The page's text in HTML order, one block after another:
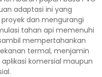
adaptasi ini yang
dan mengurangi
tahan api memenuhi
mempertahankan
termal, menjamin
komersial maupun